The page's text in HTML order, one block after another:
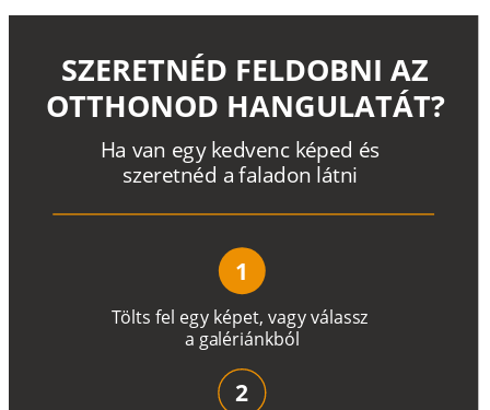
Tölts fel egy képet, vagyválassz
a galériánkból
Ha van egy kedvenc képed és
szeretnéd a faladon látni
SZERETNÉD FELDOBNI AZ
OTTHONOD HANGULATÁT?
1
2